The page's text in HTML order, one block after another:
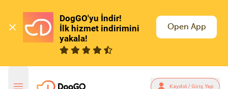
DogGO'yu İndir!
İlk hizmet indirimini
yakala!
Open App
Kaydol / Giriş Yap